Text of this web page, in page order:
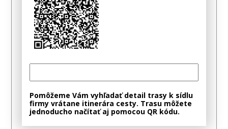
Pomôžeme Vám vyhľadať detail trasy k sídlu
firmy vrátane itinerára cesty. Trasu môžete
jednoducho načítať aj pomocou QR kódu.